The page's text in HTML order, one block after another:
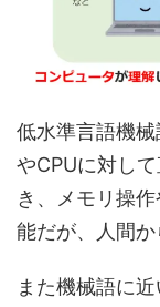
低水準言語機
やCPUに対し
き、メモリ操
能だが、人間か
また機械語に